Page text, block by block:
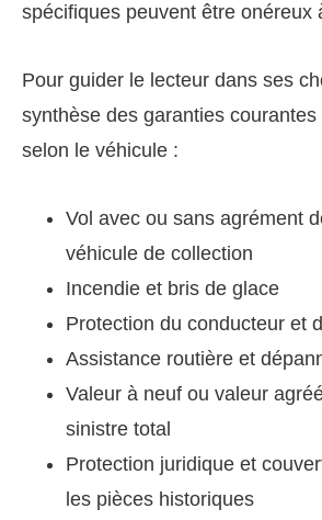
spécifiques peuvent être onéreux
Pour guider le lecteur dans ses
synthèse des garanties
selon le véhicule :
Vol avec ou sans agrément
véhicule de collection
Incendie et bris de glace
Protection du conducteur et
Assistance routière et
Valeur à neuf ou valeur
sinistre total
Protection juridique et
les pièces historiques